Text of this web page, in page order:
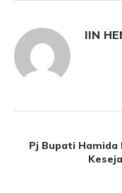
IIN
Pj Bupati Hamida